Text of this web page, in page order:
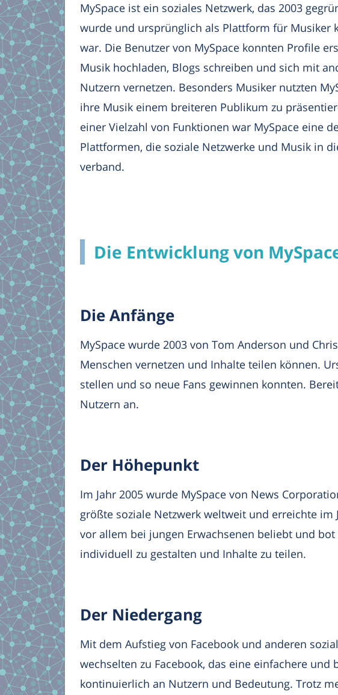
MySpace ist ein soziales Netzwerk, das 2003
wurde und ursprünglich als Plattform für Musiker
war. Die Benutzer von MySpace konnten Profile
Musik hochladen, Blogs schreiben und sich mit
Nutzern vernetzen. Besonders Musiker nutzten
ihre Musik einem breiteren Publikum zu
einer Vielzahl von Funktionen war MySpace eine
Plattformen, die soziale Netzwerke und Musik in
verband.
Die Entwicklung von
Die Anfänge
MySpace wurde 2003 von Tom Anderson und
Menschen vernetzen und Inhalte teilen können.
stellen und so neue Fans gewinnen konnten.
Nutzern an.
Der Höhepunkt
Im Jahr 2005 wurde MySpace von News
größte soziale Netzwerk weltweit und erreichte
vor allem bei jungen Erwachsenen beliebt und
individuell zu gestalten und Inhalte zu teilen.
Der Niedergang
Mit dem Aufstieg von Facebook und anderen
wechselten zu Facebook, das eine einfachere
kontinuierlich an Nutzern und Bedeutung. Trotz